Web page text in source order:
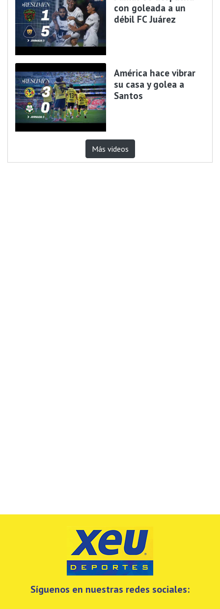
con goleada a un
débil FC Juárez
América hace vibrar
su casa y golea a
Santos
Más videos
Síguenos en nuestras redes sociales: